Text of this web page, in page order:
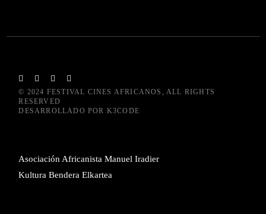
© 2024 FESTIVAL CINES AFRICANOS , ALL RIGHTS
RESERVED
DESARROLLADO POR K3CODE
Asociación Africanista Manuel Iradier
Kultura Bendera Elkartea